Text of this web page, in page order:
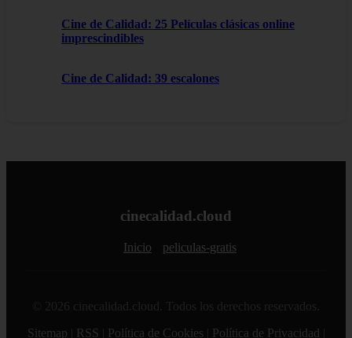
Cine de Calidad: 25 Películas clásicas online
imprescindibles
Cine de Calidad: 39 escalones
cinecalidad.cloud
Inicio peliculas-gratis
© 2026 cinecalidad.cloud. Todos los derechos reservados.
Sitemap
RSS Política de Cookies Política de Privacidad